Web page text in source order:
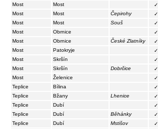
Most Most
✓
Most
Most Čepirohy
✓
Most
Most Souš
✓
Most
Obrnice
✓
Most
Obrnice České Zlatníky
✓
Most
Patokryje
✓
Most
Skršín
✓
Most
Skršín Dobrčice
✓
Most
Želenice
✓
Teplice
Bílina
✓
Teplice
Bžany Lhenice
✓
Teplice
Dubí
✓
Teplice
Dubí Běhánky
✓
Teplice
Dubí Mstišov
✓